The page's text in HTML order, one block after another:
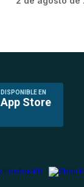
DISPONIBLE EN
App Store